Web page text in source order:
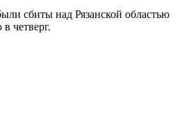
сбиты над Рязанской областью
четверг.